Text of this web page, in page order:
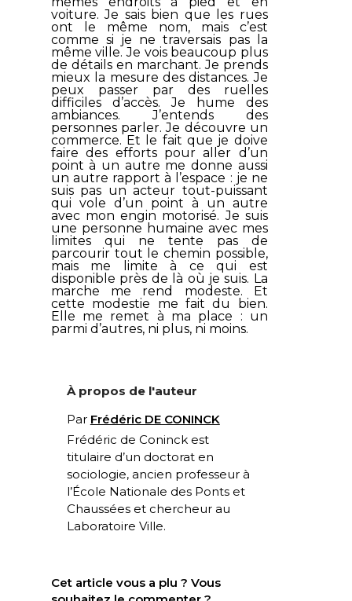
voiture. Je sais bien que les rues
ont le même nom, mais c’est
comme si je ne traversais pas la
même ville. Je vois beaucoup plus
de détails en marchant. Je prends
mieux la mesure des distances. Je
peux passer par des ruelles
difficiles d’accès. Je hume des
ambiances. J’entends des
personnes parler. Je découvre un
commerce. Et le fait que je doive
faire des efforts pour aller d’un
point à un autre me donne aussi
un autre rapport à l’espace : je ne
suis pas un acteur tout-puissant
qui vole d’un point à un autre
avec mon engin motorisé. Je suis
une personne humaine avec mes
limites qui ne tente pas de
parcourir tout le chemin possible,
mais me limite à ce qui est
disponible près de là où je suis. La
marche me rend modeste. Et
cette modestie me fait du bien.
Elle me remet à ma place : un
parmi d’autres, ni plus, ni moins.
À propos de l'auteur
Par Frédéric DE CONINCK
Frédéric de Coninck est
titulaire d’un doctorat en
sociologie, ancien professeur à
l’École Nationale des Ponts et
Chaussées et chercheur au
Laboratoire Ville.
Cet article vous a plu ? Vous